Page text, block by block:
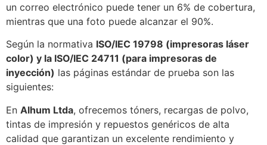
un correo electrónico puede tener un 6% de cobertura,
mientras que una foto puede alcanzar el 90%.
Según la normativa ISO/IEC 19798 (impresoras láser
color) y la ISO/IEC 24711 (para impresoras de
inyección) las páginas estándar de prueba son las
siguientes:
En Alhum Ltda, ofrecemos tóners, recargas de polvo,
tintas de impresión y repuestos genéricos de alta
calidad que garantizan un excelente rendimiento y